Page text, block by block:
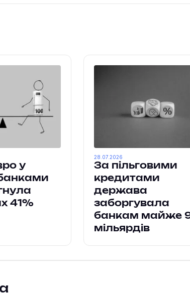
у
41%
За пільговими
кредитами
держава
заборгувала
банкам майже
мільярдів
28.07.2026